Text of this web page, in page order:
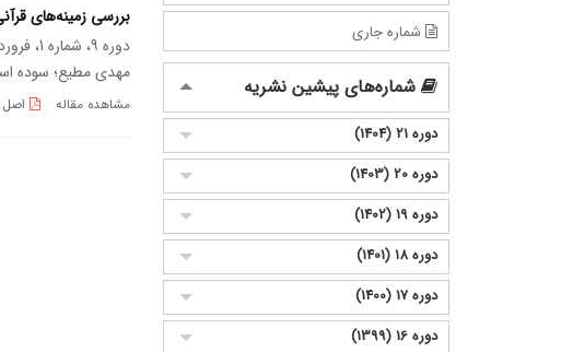
بررسی زمینه‌های
دوره 9، شماره 1، فروردین 1392، صفحه
مهدی مطیع؛ سوده
مشاهده مقاله اصل
شماره جاری
شماره‌های پیشین نشریه
دوره 21 (1404)
دوره 20 (1403)
دوره 19 (1402)
دوره 18 (1401)
دوره 17 (1400)
دوره 16 (1399)